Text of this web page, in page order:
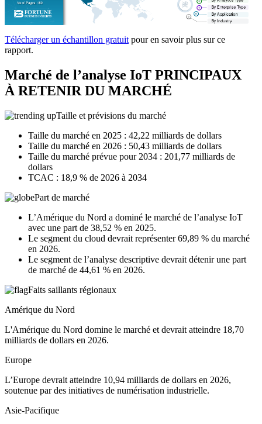
Télécharger un échantillon gratuit pour en savoir plus sur ce
rapport.
Marché de l’analyse IoT PRINCIPAUX
À RETENIR DU MARCHÉ
Taille et prévisions du marché
Taille du marché en 2025 : 42,22 milliards de dollars
Taille du marché en 2026 : 50,43 milliards de dollars
Taille du marché prévue pour 2034 : 201,77 milliards de
dollars
TCAC : 18,9 % de 2026 à 2034
Part de marché
L’Amérique du Nord a dominé le marché de l’analyse IoT
avec une part de 38,52 % en 2025.
Le segment du cloud devrait représenter 69,89 % du marché
en 2026.
Le segment de l’analyse descriptive devrait détenir une part
de marché de 44,61 % en 2026.
Faits saillants régionaux
Amérique du Nord
L'Amérique du Nord domine le marché et devrait atteindre 18,70
milliards de dollars en 2026.
Europe
L’Europe devrait atteindre 10,94 milliards de dollars en 2026,
soutenue par des initiatives de numérisation industrielle.
Asie-Pacifique